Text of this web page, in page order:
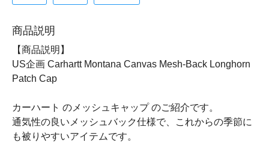
商品説明
【商品説明】
US企画 Carhartt Montana Canvas Mesh-Back Longhorn
Patch Cap
カーハート のメッシュキャップ のご紹介です。
通気性の良いメッシュバック仕様で、これからの季節に
も被りやすいアイテムです。